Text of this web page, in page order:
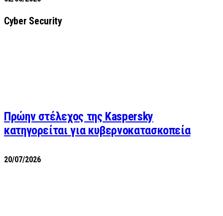
Cyber Security
Πρώην στέλεχος της Kaspersky
κατηγορείται για κυβερνοκατασκοπεία
20/07/2026